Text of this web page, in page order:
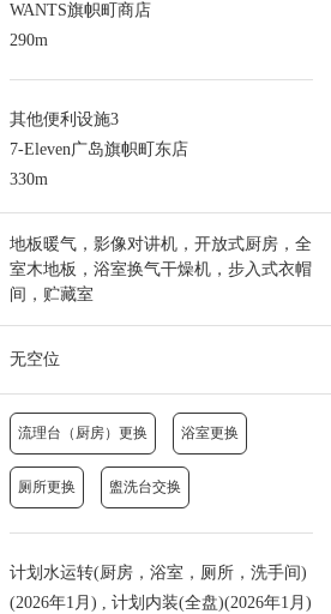
WANTS旗帜町商店
290m
其他便利设施3
7-Eleven广岛旗帜町东店
330m
地板暖气，影像对讲机，开放式厨房，全
室木地板，浴室换气干燥机，步入式衣帽
间，贮藏室
无空位
流理台（厨房）更换 浴室更换
厕所更换 盥洗台交换
计划水运转(厨房，浴室，厕所，洗手间)
(2026年1月) , 计划内装(全盘)(2026年1月)